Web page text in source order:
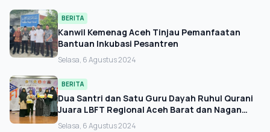
BERITA
Kanwil Kemenag Aceh Tinjau Pemanfaatan
Bantuan Inkubasi Pesantren
Selasa, 6 Agustus 2024
BERITA
Dua Santri dan Satu Guru Dayah Ruhul Qurani
Juara LBFT Regional Aceh Barat dan Nagan
Raya 2024
Selasa, 6 Agustus 2024